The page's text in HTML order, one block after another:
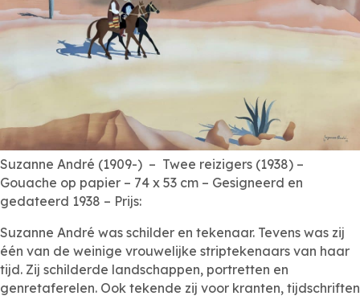
Suzanne André (1909-) – Twee reizigers (1938) –
Gouache op papier – 74 x 53 cm – Gesigneerd en
gedateerd 1938 – Prijs:
Suzanne André was schilder en tekenaar. Tevens was zij
één van de weinige vrouwelijke striptekenaars van haar
tijd. Zij schilderde landschappen, portretten en
genretaferelen. Ook tekende zij voor kranten, tijdschriften